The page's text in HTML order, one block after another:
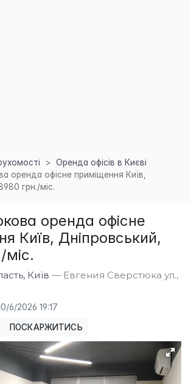
Оренда офісів в Києві
оренда офісне приміщення Київ,
грн./міс.
оренда офісне
Київ, Дніпровський,
міс.
Київ — Евгения Сверстюка ул.,
6/2026 19:17
ПОСКАРЖИТИСЬ